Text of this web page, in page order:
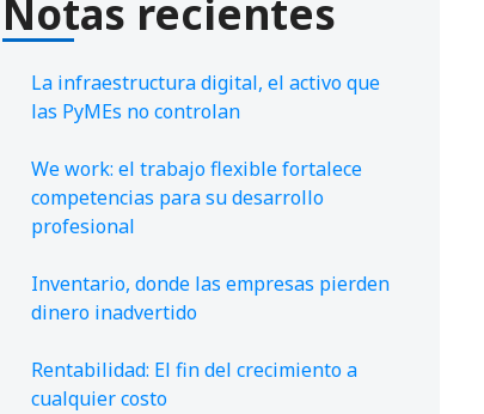
Notas recientes
La infraestructura digital, el activo que
las PyMEs no controlan
We work: el trabajo flexible fortalece
competencias para su desarrollo
profesional
Inventario, donde las empresas pierden
dinero inadvertido
Rentabilidad: El fin del crecimiento a
cualquier costo